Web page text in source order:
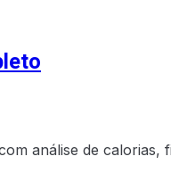
análise de calorias,